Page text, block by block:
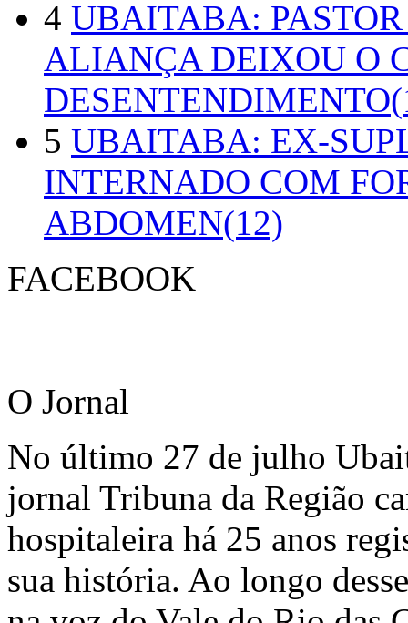
4 UBAITABA:
ALIANÇA DEIXOU O
5 UBAITABA: EX-
INTERNADO COM
ABDOMEN(12)
FACEBOOK
O Jornal
No último 27 de julho
jornal Tribuna da Região
hospitaleira há 25 anos
sua história. Ao longo